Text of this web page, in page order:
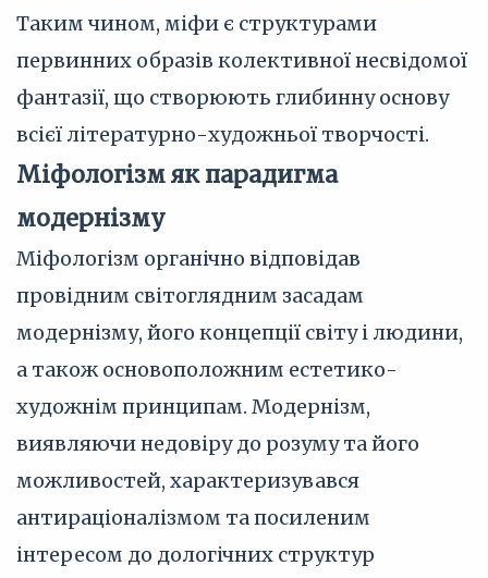
Таким чином, міфи є структурами
первинних образів колективної несвідомої
фантазії, що створюють глибинну основу
всієї літературно-художньої творчості.
Міфологізм як парадигма
модернізму
Міфологізм органічно відповідав
провідним світоглядним засадам
модернізму, його концепції світу і людини,
а також основоположним естетико-
художнім принципам. Модернізм,
виявляючи недовіру до розуму та його
можливостей, характеризувався
антираціоналізмом та посиленим
інтересом до дологічних структур